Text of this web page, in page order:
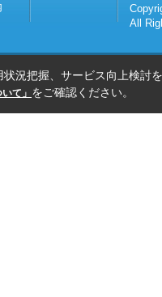
All
況把握、サービス向上検討
て」 をご確認ください。